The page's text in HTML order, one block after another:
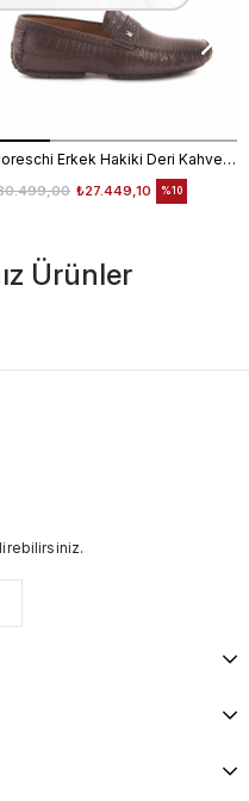
Moreschi Erkek Hakiki Deri Kahverengi Loafer Konforlu Ayakkabı
₺27.449,10 %10
Ürünler